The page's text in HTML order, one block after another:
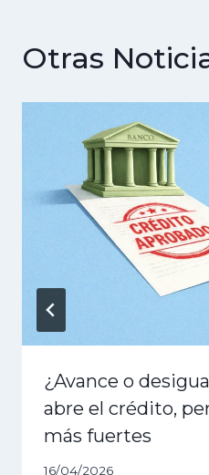
Otras
¿Avance o
abre el crédito,
más fuertes
16/04/2026